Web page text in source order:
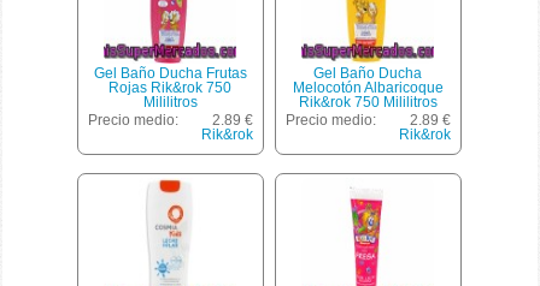
Gel Baño Ducha Frutas
Rojas Rik&rok 750
Mililitros
Precio medio:
2.89 €
Rik&rok
Gel Baño Ducha
Melocotón Albaricoque
Rik&rok 750 Mililitros
Precio medio:
2.89 €
Rik&rok